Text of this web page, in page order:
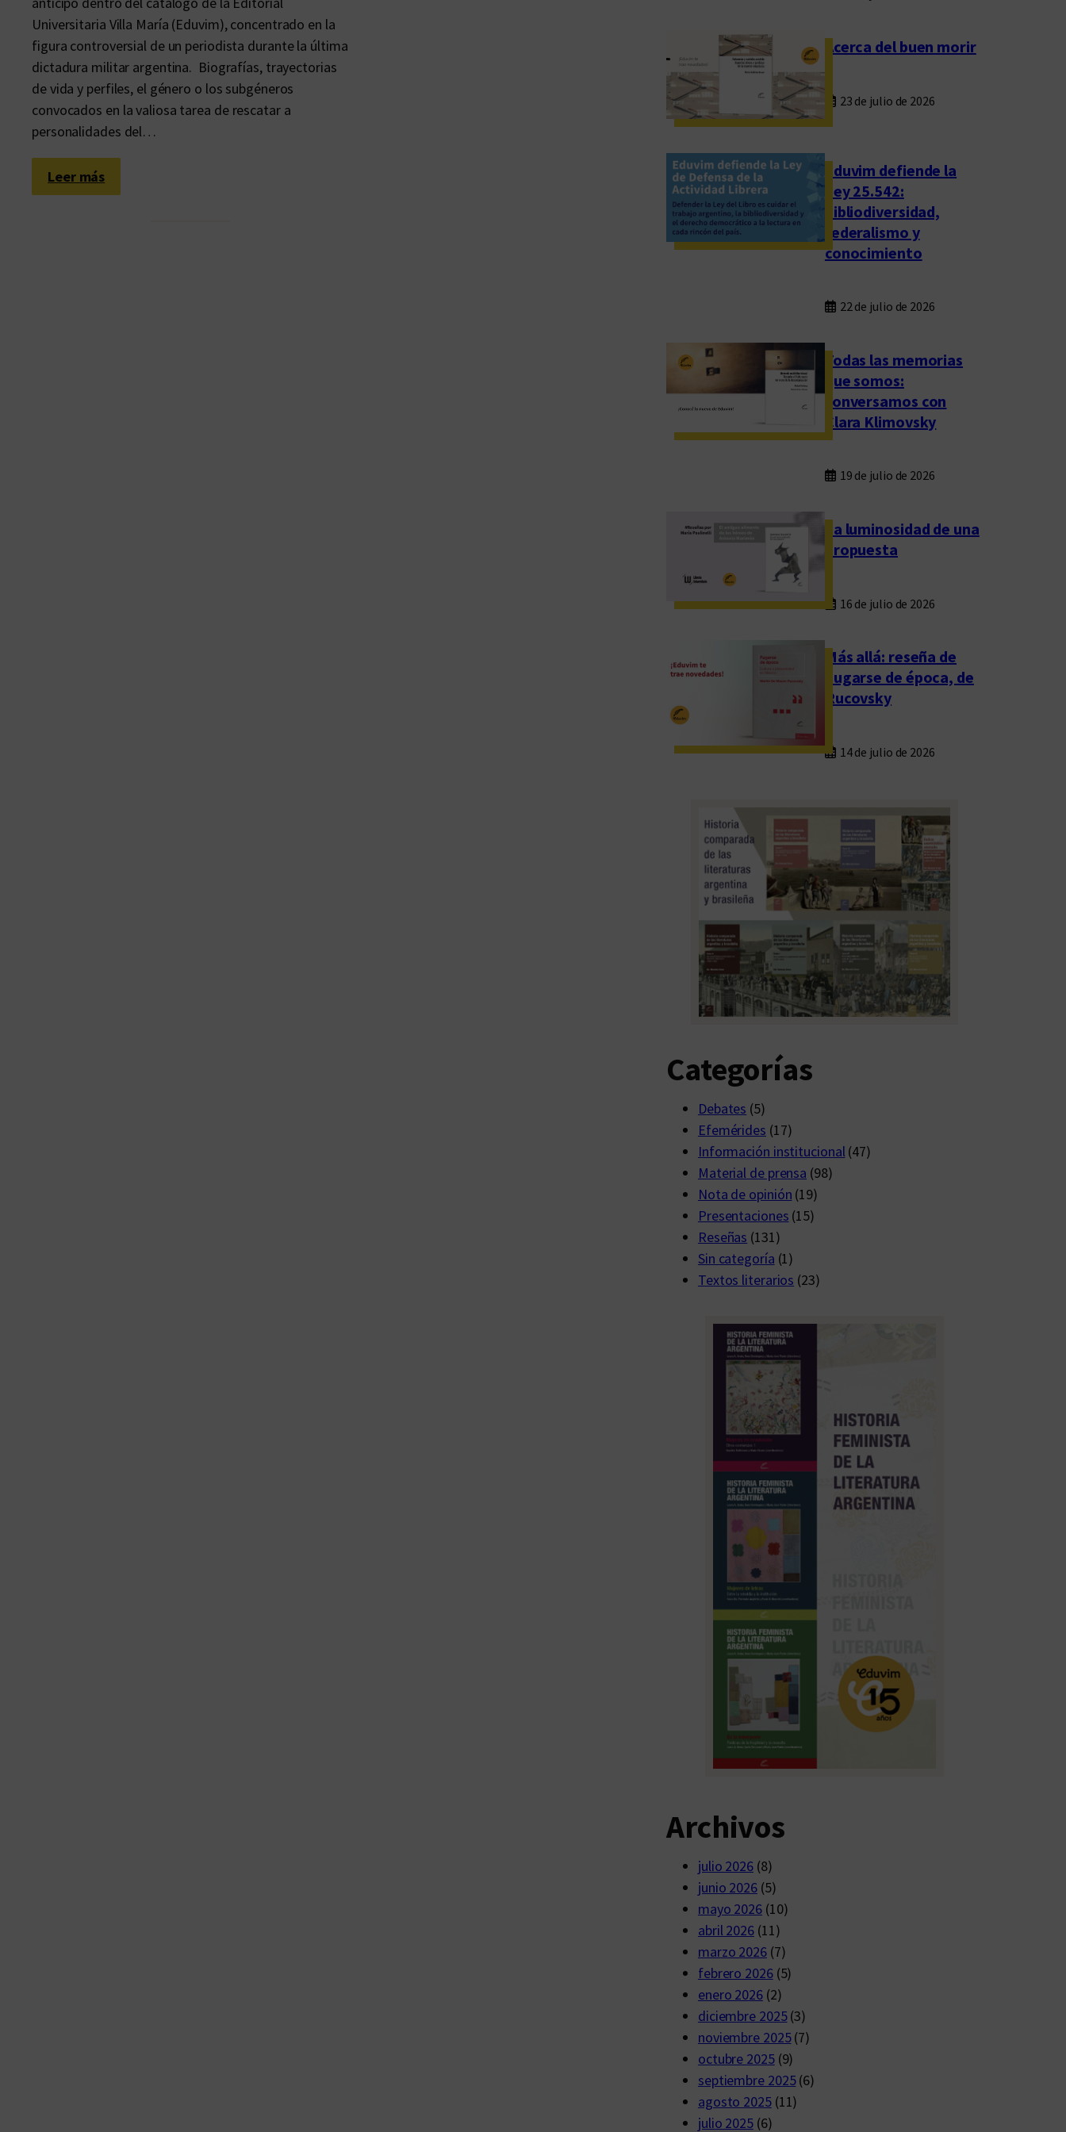
Universitaria Villa María (Eduvim), concentrado en la
figura controversial de un periodista durante la última
dictadura militar argentina. Biografías, trayectorias
de vida y perfiles, el género o los subgéneros
convocados en la valiosa tarea de rescatar a
personalidades del…
Leer más:
O
Acerca del buen morir
23 de julio de 2026
Eduvim defiende la
Ley 25.542:
bibliodiversidad,
federalismo y
conocimiento
22 de julio de 2026
Todas las memorias
que somos:
conversamos con
Clara Klimovsky
19 de julio de 2026
La luminosidad de una
propuesta
16 de julio de 2026
Más allá: reseña de
Fugarse de época, de
Rucovsky
14 de julio de 2026
Categorías
Debates (5)
Efemérides (17)
Información institucional(47)
Material de prensa (98)
Nota de opinión (19)
Presentaciones (15)
Reseñas (131)
Sin categoría (1)
Textos literarios (23)
Archivos
julio 2026(8)
junio 2026(5)
mayo 2026 (10)
abril 2026(11)
marzo 2026(7)
febrero 2026(5)
enero 2026(2)
diciembre 2025(3)
noviembre 2025(7)
octubre 2025(9)
septiembre 2025(6)
agosto 2025(11)
julio 2025(6)